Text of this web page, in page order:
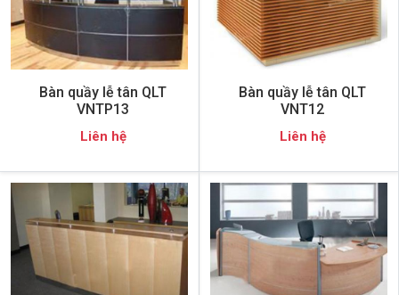
Bàn quầy lễ tân QLT
VNTP13
Liên hệ
Bàn quầy lễ tân QLT
VNT12
Liên hệ